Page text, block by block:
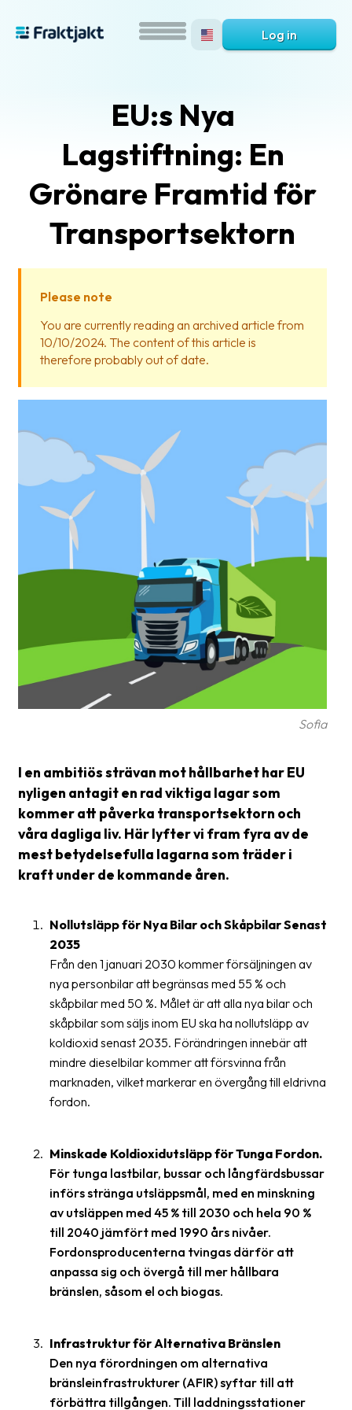
Help?
FAQ
Shipping
documents
Printer
settings
Customs
declarations
Pickups
Manuals
Downloads
Support
About
the
company
Media
Coworkers
Job
&
career
News
archive
us
Terms
and
conditions
Privacy
and
dangerous
content
Log in
EU:s Nya
Lagstiftning: En
Grönare Framtid för
Transportsektorn
Please note
You are currently reading an archived article from
10/10/2024. The content of this article is
therefore probably out of date.
Sofia
I en ambitiös strävan mot hållbarhet har EU
nyligen antagit en rad viktiga lagar som
kommer att påverka transportsektorn och
våra dagliga liv. Här lyfter vi fram fyra av de
mest betydelsefulla lagarna som träder i
kraft under de kommande åren.
Nollutsläpp för Nya Bilar och Skåpbilar Senast
2035
Från den 1 januari 2030 kommer försäljningen av
nya personbilar att begränsas med 55 % och
skåpbilar med 50 %. Målet är att alla nya bilar och
skåpbilar som säljs inom EU ska ha nollutsläpp av
koldioxid senast 2035. Förändringen innebär att
mindre dieselbilar kommer att försvinna från
marknaden, vilket markerar en övergång till eldrivna
fordon.
Minskade Koldioxidutsläpp för Tunga Fordon.
För tunga lastbilar, bussar och långfärdsbussar
införs stränga utsläppsmål, med en minskning
av utsläppen med 45 % till 2030 och hela 90 %
till 2040 jämfört med 1990 års nivåer.
Fordonsproducenterna tvingas därför att
anpassa sig och övergå till mer hållbara
bränslen, såsom el och biogas.
Infrastruktur för Alternativa Bränslen
Den nya förordningen om alternativa
bränsleinfrastrukturer (AFIR) syftar till att
förbättra tillgången. Till laddningsstationer